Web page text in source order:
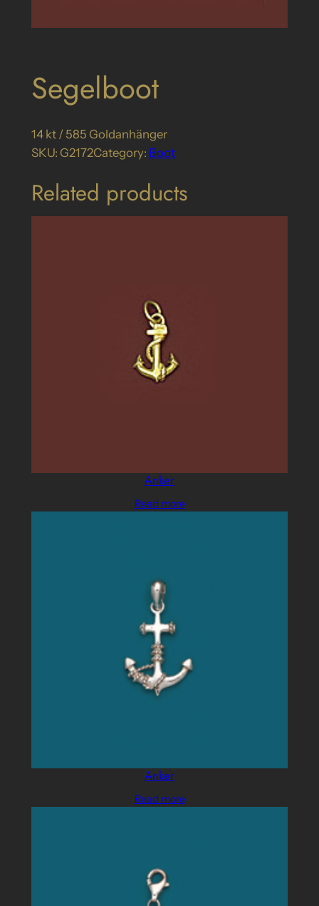
Segelboot
14 kt / 585 Goldanhänger
SKU: G2172Category: Boot
Related products
Anker
Read more
Anker
Read more